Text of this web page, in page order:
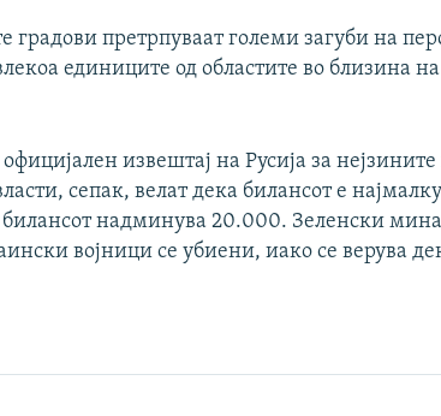
градови претрпуваат големи загуби на
единиците од областите во близина
извештај на Русија за
сепак, велат дека билансот е
билансот надминува 20.000. Зеленски
војници се убиени, иако се верува